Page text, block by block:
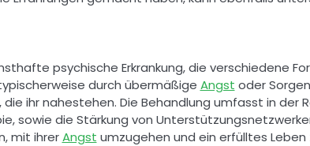
psychische Erkrankung, die verschiedene
durch übermäßige Angst oder
ihr nahestehen. Die Behandlung umfasst in der
sowie die Stärkung von
mit ihrer Angst umzugehen und ein erfülltes Leben